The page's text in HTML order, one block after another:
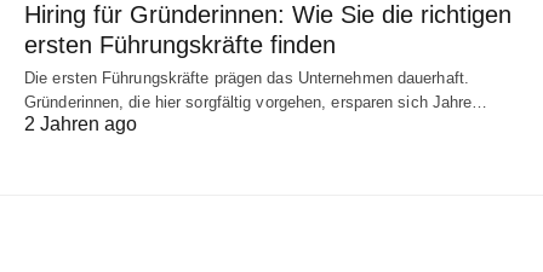
Hiring für Gründerinnen: Wie Sie die richtigen
ersten Führungskräfte finden
Die ersten Führungskräfte prägen das Unternehmen dauerhaft.
Gründerinnen, die hier sorgfältig vorgehen, ersparen sich Jahre…
2 Jahren ago